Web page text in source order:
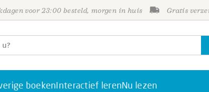
voor 23:00 besteld, morgen in huis Gratis
boekenInteractief lerenNu lezen